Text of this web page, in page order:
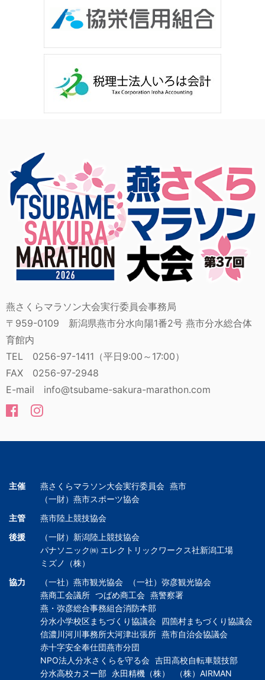
燕さくらマラソン大会実行委員会事務局
〒959-0109 新潟県燕市分水向陽1番2号 燕市分水総合体
育館内
TEL 0256-97-1411（平日9:00～17:00）
FAX 0256-97-2948
E-mail info@tsubame-sakura-marathon.com
主催 燕さくらマラソン大会実行委員会 燕市
（一財）燕市スポーツ協会
主管
燕市陸上競技協会
後援
（一財）新潟陸上競技協会
パナソニック㈱ エレクトリックワークス社新潟工場
ミズノ（株）
協力
（一社）燕市観光協会
（一社）弥彦観光協会
燕商工会議所 つばめ商工会 燕警察署
燕・弥彦総合事務組合消防本部
分水小学校区まちづくり協議会 四箇村まちづくり協議会
信濃川河川事務所大河津出張所 燕市自治会協議会
赤十字安全奉仕団燕市分団
NPO法人分水さくらを守る会 吉田高校自転車競技部
分水高校カヌー部 永田精機（株） （株）AIRMAN